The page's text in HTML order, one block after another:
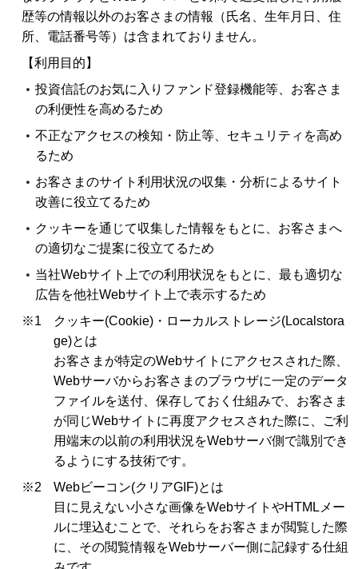
歴等の情報以外のお客さまの情報（氏名、生年月日、住
所、電話番号等）は含まれておりません。
【利用目的】
投資信託のお気に入りファンド登録機能等、お客さま
の利便性を高めるため
不正なアクセスの検知・防止等、セキュリティを高め
るため
お客さまのサイト利用状況の収集・分析によるサイト
改善に役立てるため
クッキーを通じて収集した情報をもとに、お客さまへ
の適切なご提案に役立てるため
当社Webサイト上での利用状況をもとに、最も適切な
広告を他社Webサイト上で表示するため
※1
クッキー(Cookie)・ローカルストレージ(Localstora
ge)とは
お客さまが特定のWebサイトにアクセスされた際、
Webサーバからお客さまのブラウザに一定のデータ
ファイルを送付、保存しておく仕組みで、お客さま
が同じWebサイトに再度アクセスされた際に、ご利
用端末の以前の利用状況をWebサーバ側で識別でき
るようにする技術です。
※2
Webビーコン(クリアGIF)とは
目に見えない小さな画像をWebサイトやHTMLメー
ルに埋込むことで、それらをお客さまが閲覧した際
に、その閲覧情報をWebサーバー側に記録する仕組